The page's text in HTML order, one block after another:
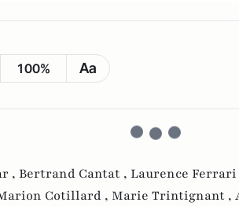
100% Aa
, Bertrand Cantat , Laurence Ferrari
Cotillard , Marie Trintignant ,